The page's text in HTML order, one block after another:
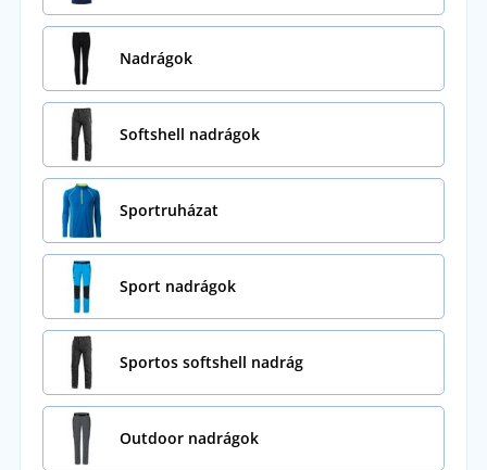
Nadrágok
Softshell nadrágok
Sportruházat
Sport nadrágok
Sportos softshell nadrág
Outdoor nadrágok